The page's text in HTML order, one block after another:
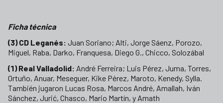
Ficha técnica
(3) CD Leganés: Juan Soriano; Alti, Jorge Sáenz, Porozo,
Miguel, Raba, Darko, Franquesa, Diego G., Chicco, Solozábal
(1) Real Valladolid: André Ferreira; Luis Pérez, Juma, Torres,
Ortuño, Anuar, Meseguer, Kike Pérez, Maroto, Kenedy, Sylla.
También jugaron Lucas Rosa, Marcos André, Amallah, Iván
Sánchez, Jurić, Chasco, Mario Martín, y Amath